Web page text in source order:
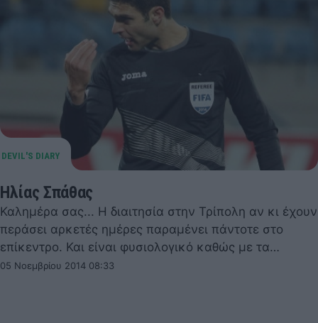
Ηλίας Σπάθας
Καλημέρα σας... Η διαιτησία στην Τρίπολη αν κι έχουν
περάσει αρκετές ημέρες παραμένει πάντοτε στο
επίκεντρο. Και είναι φυσιολογικό καθώς με τα…
05 Νοεμβρίου 2014 08:33